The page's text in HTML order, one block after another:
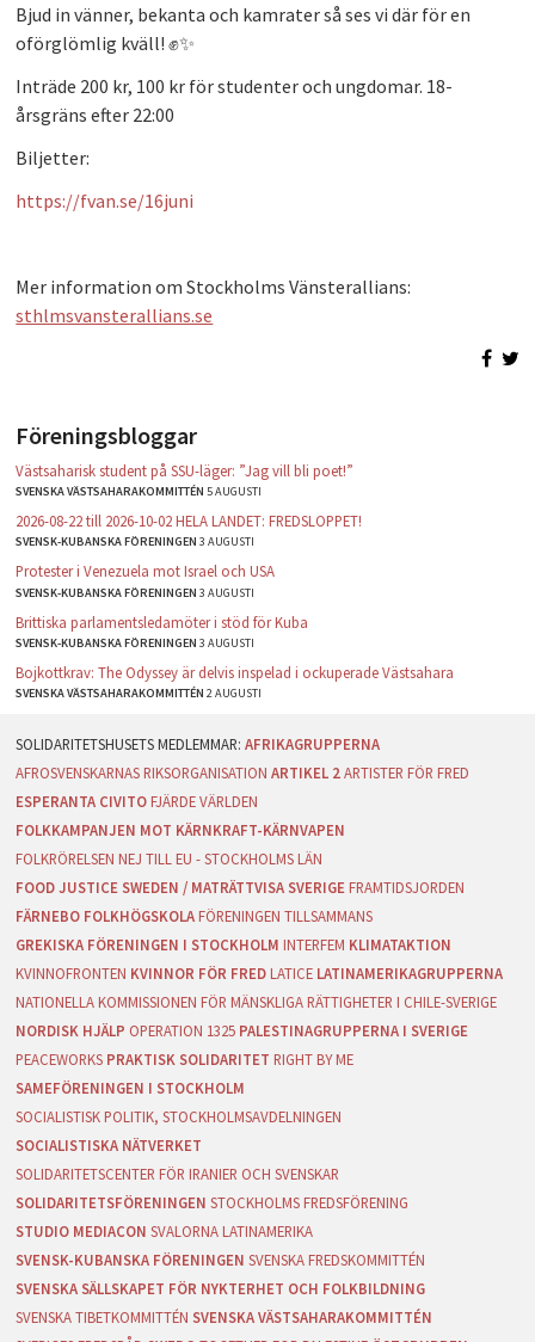
Bjud in vänner, bekanta och kamrater så ses vi där för en
oförglömlig kväll! ✊✨
Inträde 200 kr, 100 kr för studenter och ungdomar. 18-
årsgräns efter 22:00
Biljetter:
https://fvan.se/16juni
Mer information om Stockholms Vänsterallians:
sthlmsvansterallians.se
Föreningsbloggar
Västsaharisk student på SSU-läger: ”Jag vill bli poet!”
SVENSKA VÄSTSAHARAKOMMITTÉN5 AUGUSTI
2026-08-22 till 2026-10-02 HELA LANDET: FREDSLOPPET!
SVENSK-KUBANSKA FÖRENINGEN3 AUGUSTI
Protester i Venezuela mot Israel och USA
SVENSK-KUBANSKA FÖRENINGEN3 AUGUSTI
Brittiska parlamentsledamöter i stöd för Kuba
SVENSK-KUBANSKA FÖRENINGEN3 AUGUSTI
Bojkottkrav: The Odyssey är delvis inspelad i ockuperade Västsahara
SVENSKA VÄSTSAHARAKOMMITTÉN2 AUGUSTI
AFRIKAGRUPPERNA
AFROSVENSKARNAS RIKSORGANISATION ARTIKEL 2 ARTISTER FÖR FRED
ESPERANTA CIVITO FJÄRDE VÄRLDEN
FOLKKAMPANJEN MOT KÄRNKRAFT-KÄRNVAPEN
FOLKRÖRELSEN NEJ TILL EU - STOCKHOLMS LÄN
FOOD JUSTICE SWEDEN / MATRÄTTVISA SVERIGE FRAMTIDSJORDEN
FÄRNEBO FOLKHÖGSKOLA FÖRENINGEN TILLSAMMANS
GREKISKA FÖRENINGEN I STOCKHOLM INTERFEM KLIMATAKTION
KVINNOFRONTEN KVINNOR FÖR FRED LATICE LATINAMERIKAGRUPPERNA
NATIONELLA KOMMISSIONEN FÖR MÄNSKLIGA RÄTTIGHETER I CHILE-SVERIGE
NORDISK HJÄLP OPERATION 1325 PALESTINAGRUPPERNA I SVERIGE
PEACEWORKS PRAKTISK SOLIDARITET RIGHT BY ME
SAMEFÖRENINGEN I STOCKHOLM
SOCIALISTISK POLITIK, STOCKHOLMSAVDELNINGEN
SOCIALISTISKA NÄTVERKET
SOLIDARITETSCENTER FÖR IRANIER OCH SVENSKAR
SOLIDARITETSFÖRENINGEN STOCKHOLMS FREDSFÖRENING
STUDIO MEDIACON SVALORNA LATINAMERIKA
SVENSK-KUBANSKA FÖRENINGEN SVENSKA FREDSKOMMITTÉN
SVENSKA SÄLLSKAPET FÖR NYKTERHET OCH FOLKBILDNING
SVENSKA TIBETKOMMITTÉN SVENSKA VÄSTSAHARAKOMMITTÉN